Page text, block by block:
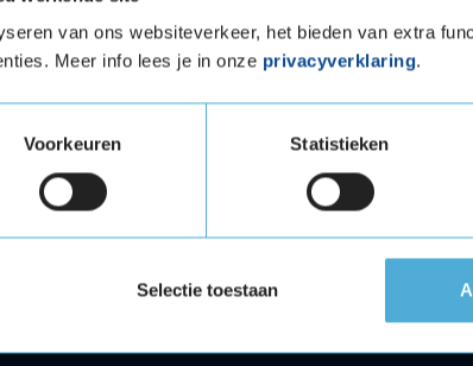
van ons websiteverkeer, het bieden van extra
Meer info lees je in onze privacyverklaring.
Voorkeuren Statistieken
Selectie toestaan